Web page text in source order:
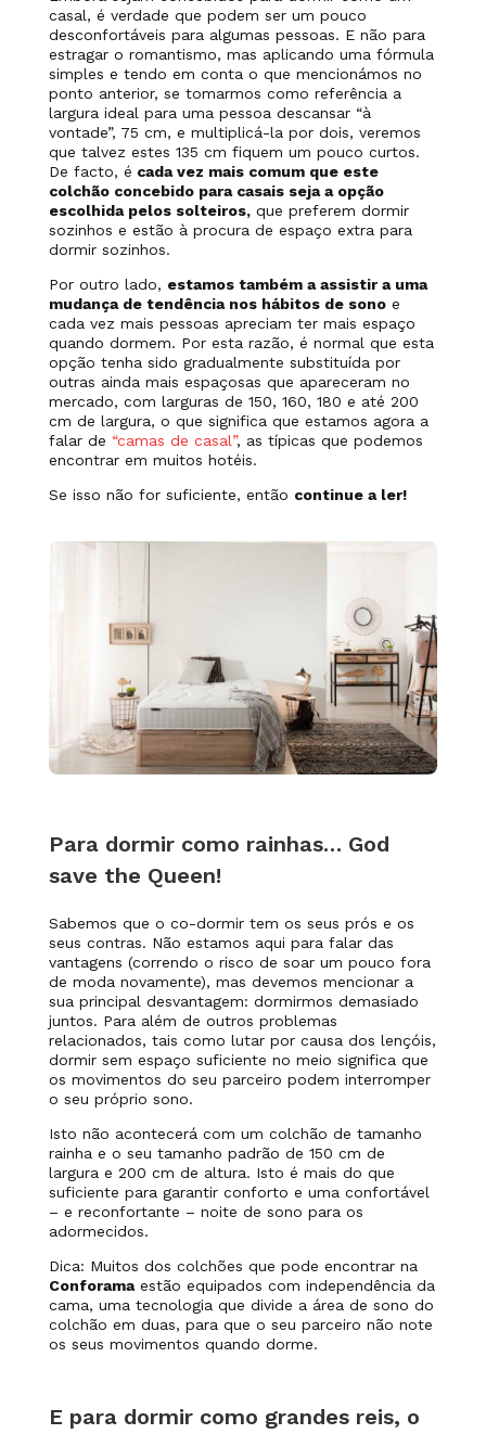
casal, é verdade que podem ser um pouco
desconfortáveis para algumas pessoas. E não para
estragar o romantismo, mas aplicando uma fórmula
simples e tendo em conta o que mencionámos no
ponto anterior, se tomarmos como referência a
largura ideal para uma pessoa descansar “à
vontade”, 75 cm, e multiplicá-la por dois, veremos
que talvez estes 135 cm fiquem um pouco curtos.
De facto, é cada vez mais comum que este
colchão concebido para casais seja a opção
escolhida pelos solteiros,que preferem dormir
sozinhos e estão à procura de espaço extra para
dormir sozinhos.
Por outro lado, estamos também a assistir a uma
mudança de tendência nos hábitos de sonoe
cada vez mais pessoas apreciam ter mais espaço
quando dormem. Por esta razão, é normal que esta
opção tenha sido gradualmente substituída por
outras ainda mais espaçosas que apareceram no
mercado, com larguras de 150, 160, 180 e até 200
cm de largura, o que significa que estamos agora a
falar de “camas de casal”, as típicas que podemos
encontrar em muitos hotéis.
Se isso não for suficiente, então continue a ler!
Para dormir como rainhas… God
save the Queen!
Sabemos que o co-dormir tem os seus prós e os
seus contras. Não estamos aqui para falar das
vantagens (correndo o risco de soar um pouco fora
de moda novamente), mas devemos mencionar a
sua principal desvantagem: dormirmos demasiado
juntos. Para além de outros problemas
relacionados, tais como lutar por causa dos lençóis,
dormir sem espaço suficiente no meio significa que
os movimentos do seu parceiro podem interromper
o seu próprio sono.
Isto não acontecerá com um colchão de tamanho
rainha e o seu tamanho padrão de 150 cm de
largura e 200 cm de altura. Isto é mais do que
suficiente para garantir conforto e uma confortável
– e reconfortante – noite de sono para os
adormecidos.
Dica: Muitos dos colchões que pode encontrar na
Conforamaestão equipados com independência da
cama, uma tecnologia que divide a área de sono do
colchão em duas, para que o seu parceiro não note
os seus movimentos quando dorme.
E para dormir como grandes reis, o